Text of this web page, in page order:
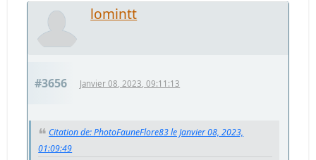
lomintt
#3656 Janvier 08, 2023, 09:11:13
Citation de: PhotoFauneFlore83 le Janvier 08, 2023,
01:09:49